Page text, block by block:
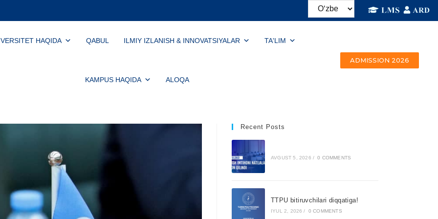
HAQIDA QABUL ILMIY IZLANISH & INNOVATSIYALAR TA'LIM
KAMPUS HAQIDA ALOQA
ADMISSION 2026
Recent Posts
AVGUST 5, 2026 / 0 COMMENTS
TTPU bitiruvchilari diqqatiga!
IYUL 2, 2026 / 0 COMMENTS